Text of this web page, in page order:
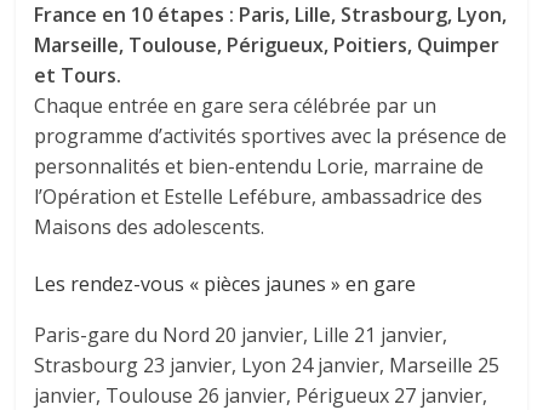
France en 10 étapes : Paris, Lille, Strasbourg, Lyon,
Marseille, Toulouse, Périgueux, Poitiers, Quimper
et Tours.
Chaque entrée en gare sera célébrée par un
programme d’activités sportives avec la présence de
personnalités et bien-entendu Lorie, marraine de
l’Opération et Estelle Lefébure, ambassadrice des
Maisons des adolescents.
Les rendez-vous « pièces jaunes » en gare
Paris-gare du Nord 20 janvier, Lille 21 janvier,
Strasbourg 23 janvier, Lyon 24 janvier, Marseille 25
janvier, Toulouse 26 janvier, Périgueux 27 janvier,